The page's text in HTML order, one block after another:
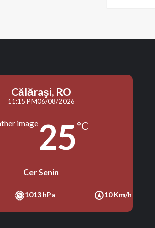
Călăraşi, RO
11:15 PM06/08/2026
25°C
Cer Senin
1013 hPa 10 Km/h